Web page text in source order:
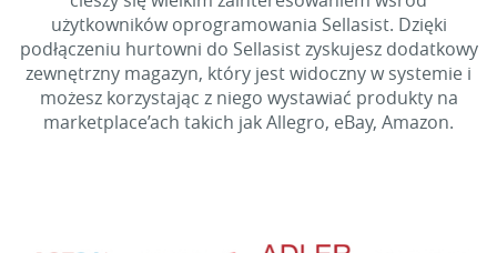
użytkowników oprogramowania Sellasist. Dzięki
podłączeniu hurtowni do Sellasist zyskujesz dodatkowy
zewnętrzny magazyn, który jest widoczny w systemie i
możesz korzystając z niego wystawiać produkty na
marketplace’ach takich jak Allegro, eBay, Amazon.